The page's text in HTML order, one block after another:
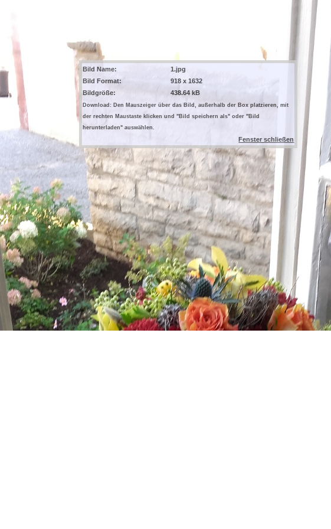
Bild Name:
1.jpg
Bild Format:
918 x 1632
Bildgröße:
438.64 kB
Download: Den Mauszeiger über das Bild, außerhalb der Box platzieren, mit
der rechten Maustaste klicken und "Bild speichern als" oder "Bild
herunterladen" auswählen.
Fenster schließen